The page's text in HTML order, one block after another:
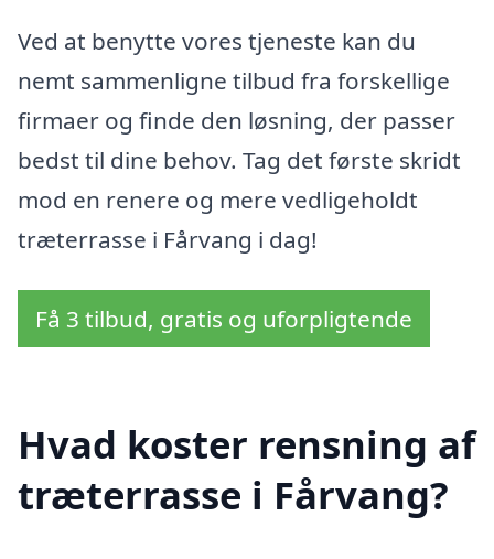
Ved at benytte vores tjeneste kan du
nemt sammenligne tilbud fra forskellige
firmaer og finde den løsning, der passer
bedst til dine behov. Tag det første skridt
mod en renere og mere vedligeholdt
træterrasse i Fårvang i dag!
Få 3 tilbud, gratis og uforpligtende
Hvad koster rensning af
træterrasse i Fårvang?